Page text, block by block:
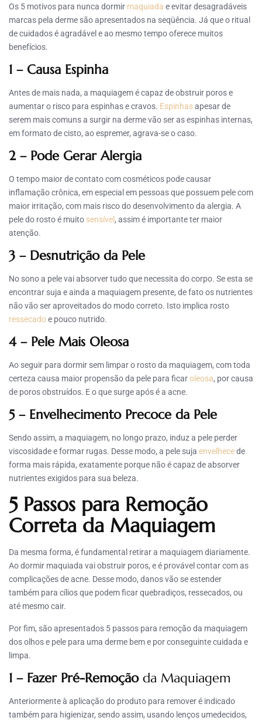
Os 5 motivos para nunca dormir maquiada e evitar desagradáveis
marcas pela derme são apresentados na seqüência. Já que o ritual
de cuidados é agradável e ao mesmo tempo oferece muitos
benefícios.
1 – Causa Espinha
Antes de mais nada, a maquiagem é capaz de obstruir poros e
aumentar o risco para espinhas e cravos. Espinhasapesar de
serem mais comuns a surgir na derme vão ser as espinhas internas,
em formato de cisto, ao espremer, agrava-se o caso.
2 – Pode Gerar Alergia
O tempo maior de contato com cosméticos pode causar
inflamação crônica, em especial em pessoas que possuem pele com
maior irritação, com mais risco do desenvolvimento da alergia. A
pele do rosto é muito sensível, assim é importante ter maior
atenção.
3 – Desnutrição da Pele
No sono a pele vai absorver tudo que necessita do corpo. Se esta se
encontrar suja e ainda a maquiagem presente, de fato os nutrientes
não vão ser aproveitados do modo correto. Isto implica rosto
ressecadoe pouco nutrido.
4 – Pele Mais Oleosa
Ao seguir para dormir sem limpar o rosto da maquiagem, com toda
certeza causa maior propensão da pele para ficaroleosa, por causa
de poros obstruídos. E o que surge após é a acne.
5 – Envelhecimento Precoce da Pele
Sendo assim, a maquiagem, no longo prazo, induz a pele perder
viscosidade e formar rugas. Desse modo, a pele suja envelhecede
forma mais rápida, exatamente porque não é capaz de absorver
nutrientes exigidos para sua beleza.
5 Passos para Remoção
Correta da Maquiagem
Da mesma forma, é fundamental retirar a maquiagem diariamente.
Ao dormir maquiada vai obstruir poros, e é provável contar com as
complicações de acne. Desse modo, danos vão se estender
também para cílios que podem ficar quebradiços, ressecados, ou
até mesmo cair.
Por fim, são apresentados 5 passos para remoção da maquiagem
dos olhos e pele para uma derme bem e por conseguinte cuidada e
limpa.
1 – Fazer Pré-Remoção da Maquiagem
Anteriormente à aplicação do produto para remover é indicado
também para higienizar, sendo assim, usando lenços umedecidos,